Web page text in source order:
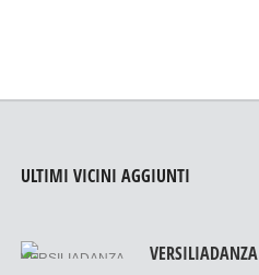
ULTIMI VICINI AGGIUNTI
VERSILIADANZA